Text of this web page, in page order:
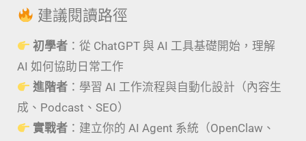
建議閱讀路徑
初學者 ：從 ChatGPT 與 AI 工具基礎開始，理解
AI 如何協助日常工作
進階者 ：學習 AI 工作流程與自動化設計（內容生
成、Podcast、SEO）
實戰者 ：建立你的 AI Agent 系統（OpenClaw、